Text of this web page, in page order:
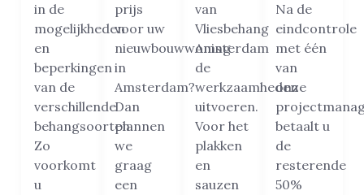
in de
mogelijkheden
en
beperkingen
van de
verschillende
behangsoorten.
Zo
voorkomt
u
prijs
voor uw
nieuwbouwwoning
in
Amsterdam?
Dan
plannen
we
graag
een
van
Vliesbehang
Amsterdam
de
werkzaamheden
uitvoeren.
Voor het
plakken
en
sauzen
Na de
eindcontrole
met één
van
onze
betaalt u
de
resterende
50%